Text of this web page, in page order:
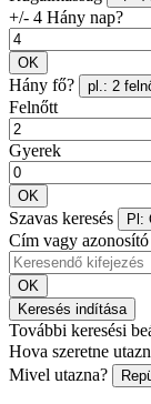
+/- 4 Hány nap?
OK
Hány fő? pl.: 2
Felnőtt
Gyerek
OK
Szavas keresés Pl:
Cím vagy azonosító
OK
Keresés indítása
További keresési
Hova szeretne
Mivel utazna?